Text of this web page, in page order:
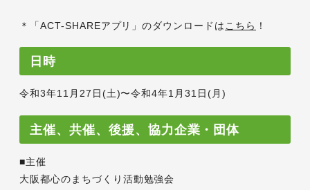
＊「ACT-SHAREアプリ」のダウンロードは こちら ！
日時
令和3年11月27日(土)〜令和4年1月31日(月)
主催、共催、後援、協力企業・団体
■主催
大阪都心のまちづくり活動勉強会